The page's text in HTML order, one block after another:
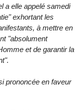
a elle appelé samedi
exhortant les
à mettre en
"absolument
et de garantir la
prononcée en faveur